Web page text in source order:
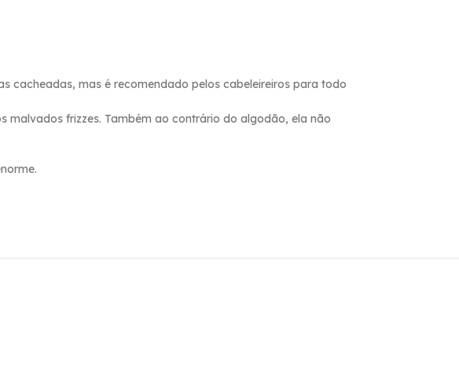
cacheadas, mas é recomendado pelos cabeleireiros para todo
malvados frizzes. Também ao contrário do algodão, ela não